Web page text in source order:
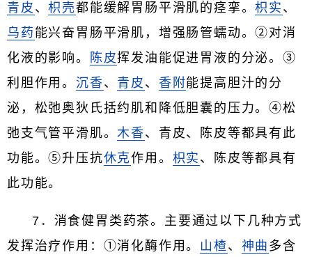
青皮 、枳壳都能缓解胃肠平滑肌的痉挛。枳实 、
乌药 能兴奋胃肠平滑肌，增强肠管蠕动。②对消
化液的影响。
陈皮挥发油能促进胃液的分泌。③
利胆作用。 沉香、 青皮 、 香附能提高胆汁的分
泌，松弛奥狄氏括约肌和降低胆囊的压力。④松
弛支气管平滑肌。木香、青皮、陈皮等都具有此
功能。⑤升压抗休克作用。 枳实 、陈皮等都具有
此功能。
7．消食健胃类药茶。主要通过以下几种方式
发挥治疗作用：①消化酶作用。 山楂、 神曲 多含